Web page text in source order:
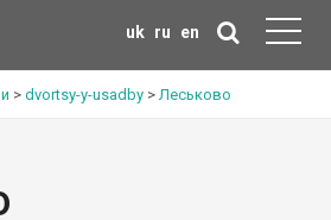
uk ru en
> dvortsy-y-usadby >Леськово